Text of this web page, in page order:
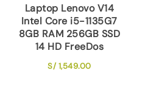
Laptop Lenovo V14
Intel Core i5-1135G7
8GB RAM 256GB SSD
14 HD FreeDos
S/1,549.00